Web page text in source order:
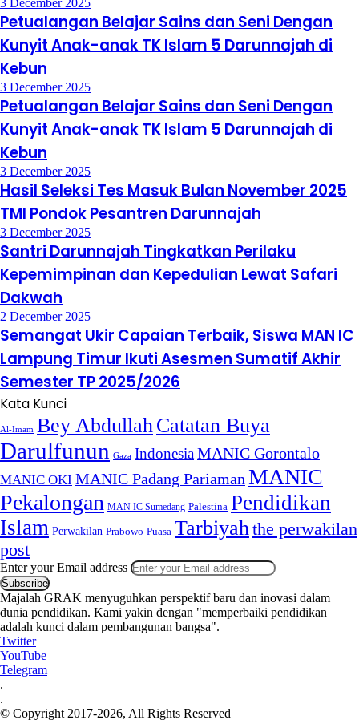
3 December 2025
Petualangan Belajar Sains dan Seni Dengan
Kunyit Anak-anak TK Islam 5 Darunnajah di
Kebun
3 December 2025
Petualangan Belajar Sains dan Seni Dengan
Kunyit Anak-anak TK Islam 5 Darunnajah di
Kebun
3 December 2025
Hasil Seleksi Tes Masuk Bulan November 2025
TMI Pondok Pesantren Darunnajah
3 December 2025
Santri Darunnajah Tingkatkan Perilaku
Kepemimpinan dan Kepedulian Lewat Safari
Dakwah
2 December 2025
Semangat Ukir Capaian Terbaik, Siswa MAN IC
Lampung Timur Ikuti Asesmen Sumatif Akhir
Semester TP 2025/2026
Kata Kunci
Al-Imam Bey AbdullahCatatan Buya
Darulfunun Gaza IndonesiaMANIC Gorontalo
MANIC OKI MANIC Padang Pariaman MANIC
Pekalongan MAN IC Sumedang Palestina Pendidikan
Islam Perwakilan Prabowo Puasa Tarbiyahthe perwakilan
post
Enter your Email address
Majalah GRAK menyuguhkan perspektif baru dan inovasi dalam
dunia pendidikan. Kami yakin dengan "memperbaiki pendidikan
adalah kunci dalam pembangunan bangsa".
Twitter
YouTube
Telegram
.
.
© Copyright 2017-2026, All Rights Reserved